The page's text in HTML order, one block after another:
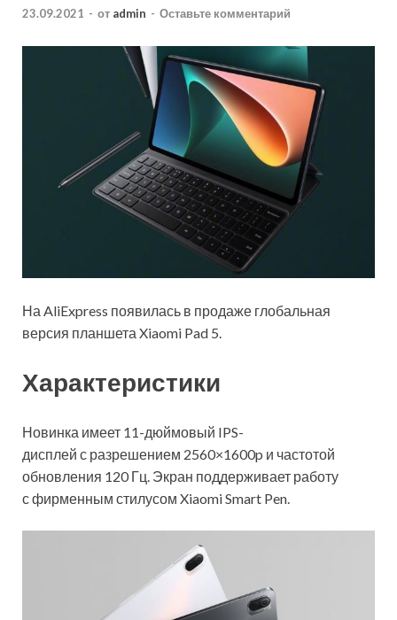
23.09.2021 - от admin - Оставьте комментарий
На AliExpress появилась в продаже глобальная
версия планшета Xiaomi Pad 5.
Характеристики
Новинка имеет 11-дюймовый IPS-
дисплей с разрешением 2560×1600p и частотой
обновления 120 Гц. Экран поддерживает работу
с фирменным стилусом Xiaomi Smart Pen.